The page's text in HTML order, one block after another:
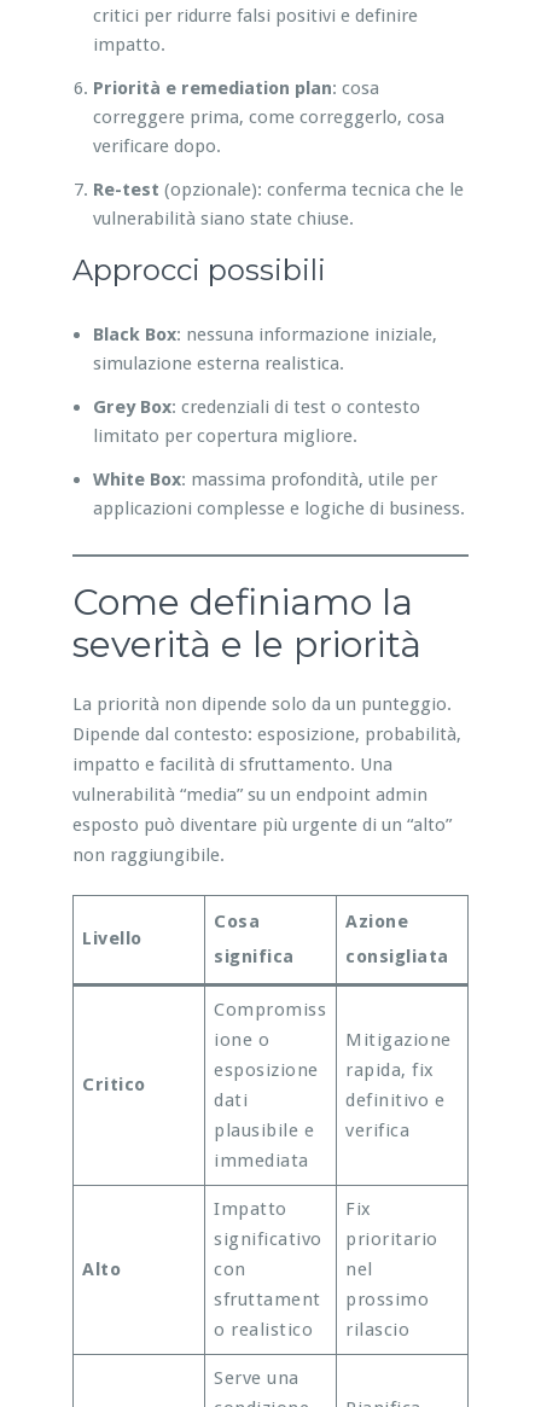
critici per ridurre falsi positivi e definire
impatto.
Priorità e remediation plan: cosa
correggere prima, come correggerlo, cosa
verificare dopo.
Re-test (opzionale): conferma tecnica che le
vulnerabilità siano state chiuse.
Approcci possibili
Black Box: nessuna informazione iniziale,
simulazione esterna realistica.
Grey Box: credenziali di test o contesto
limitato per copertura migliore.
White Box: massima profondità, utile per
applicazioni complesse e logiche di business.
Come definiamo la
severità e le priorità
La priorità non dipende solo da un punteggio.
Dipende dal contesto: esposizione, probabilità,
impatto e facilità di sfruttamento. Una
vulnerabilità “media” su un endpoint admin
esposto può diventare più urgente di un “alto”
non raggiungibile.
Livello
Cosa
significa
Azione
consigliata
Critico
Compromiss
ione o
esposizione
dati
plausibile e
immediata
Mitigazione
rapida, fix
definitivo e
verifica
Alto
Impatto
significativo
con
sfruttament
o realistico
Fix
prioritario
nel
prossimo
rilascio
Serve una